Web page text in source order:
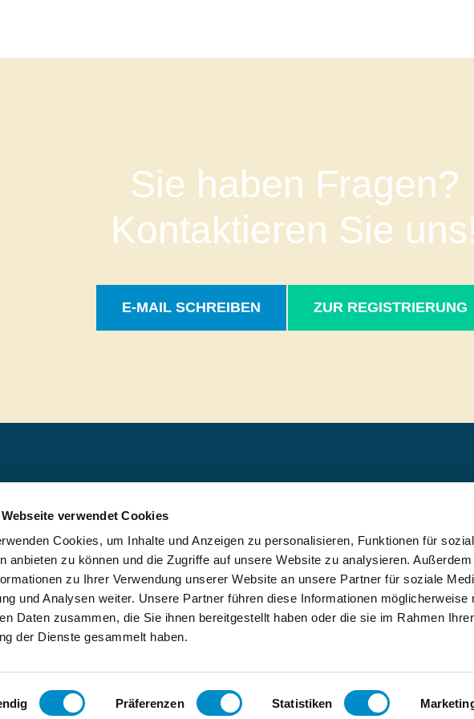
verwendet Cookies
Cookies, um Inhalte und Anzeigen zu personalisieren, Funktionen für
anbieten zu können und die Zugriffe auf unsere Website zu analysieren. Außerdem
zu Ihrer Verwendung unserer Website an unsere Partner für soziale
und Analysen weiter. Unsere Partner führen diese Informationen möglicherweise
Daten zusammen, die Sie ihnen bereitgestellt haben oder die sie im Rahmen Ihrer
der Dienste gesammelt haben.
Präferenzen Statistiken
Sie haben Fragen?
Kontaktieren Sie
E-MAIL SCHREIBEN ZUR REGISTRIERUNG
Interim Management-
Interim Manager:innen
und bieten dabei höchste
Effizienz und größte
Excellence GmbH 2026
FAQ